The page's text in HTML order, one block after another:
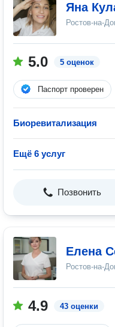
Яна
Ростов-на-
5.0 5 оценок
Паспорт проверен
Биоревитализация
Ещё 6 услуг
Позвонить
Елена
Ростов-на-
4.9 43 оценки